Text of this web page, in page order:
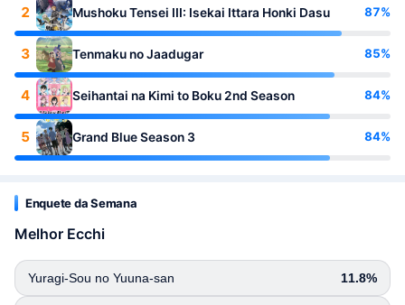
2 Mushoku Tensei III: Isekai Ittara Honki Dasu 87%
3 Tenmaku no Jaadugar 85%
4 Seihantai na Kimi to Boku 2nd Season 84%
5 Grand Blue Season 3 84%
Enquete da Semana
Melhor Ecchi
Yuragi-Sou no Yuuna-san 11.8%